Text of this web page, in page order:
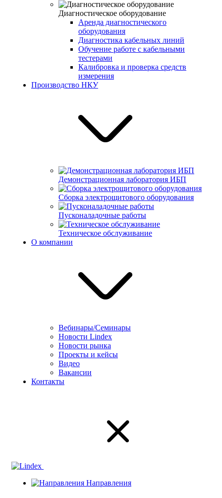
Диагностическое оборудование
Аренда диагностического
оборудования
Диагностика кабельных линий
Обучение работе с кабельными
тестерами
Калибровка и проверка средств
измерения
Производство НКУ
Демонстрационная лаборатория ИБП
Сборка электрощитового оборудования
Пусконаладочные работы
Техническое обслуживание
О компании
Вебинары/Семинары
Новости Lindex
Новости рынка
Проекты и кейсы
Видео
Вакансии
Контакты
Направления